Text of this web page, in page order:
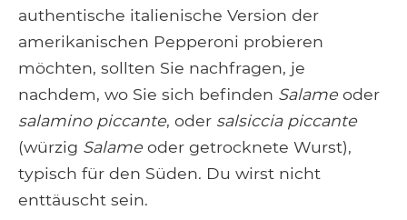
authentische italienische Version der
amerikanischen Pepperoni probieren
möchten, sollten Sie nachfragen, je
nachdem, wo Sie sich befinden Salame oder
salamino piccante, oder salsiccia piccante
(würzig Salame oder getrocknete Wurst),
typisch für den Süden. Du wirst nicht
enttäuscht sein.